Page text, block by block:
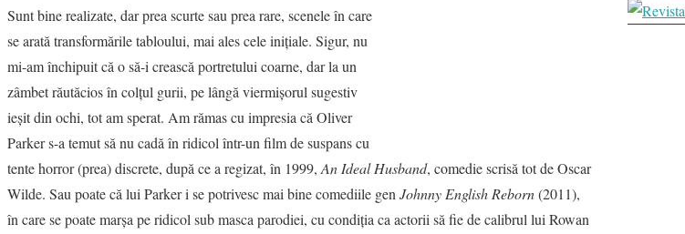
Sunt bine realizate, dar prea scurte sau prea rare, scenele în care
se arată transformările tabloului, mai ales cele iniţiale. Sigur, nu
mi-am închipuit că o să-i crească portretului coarne, dar la un
zâmbet răutăcios în colţul gurii, pe lângă viermişorul sugestiv
ieşit din ochi, tot am sperat. Am rămas cu impresia că Oliver
Parker s-a temut să nu cadă în ridicol într-un film de suspans cu
tente horror (prea) discrete, după ce a regizat, în 1999, An Ideal Husband, comedie scrisă tot de Oscar
Wilde. Sau poate că lui Parker i se potrivesc mai bine comediile gen Johnny English Reborn(2011),
în care se poate marşa pe ridicol sub masca parodiei, cu condiţia ca actorii să fie de calibrul lui Rowan